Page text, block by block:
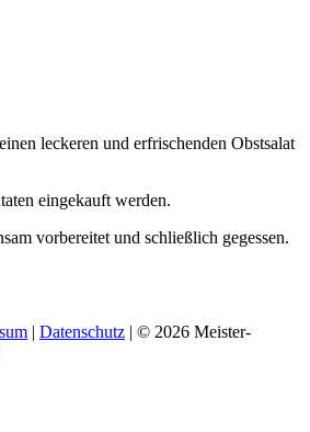
leckeren und erfrischenden Obstsalat
eingekauft werden.
vorbereitet und schließlich gegessen.
| Datenschutz | © 2026 Meister-